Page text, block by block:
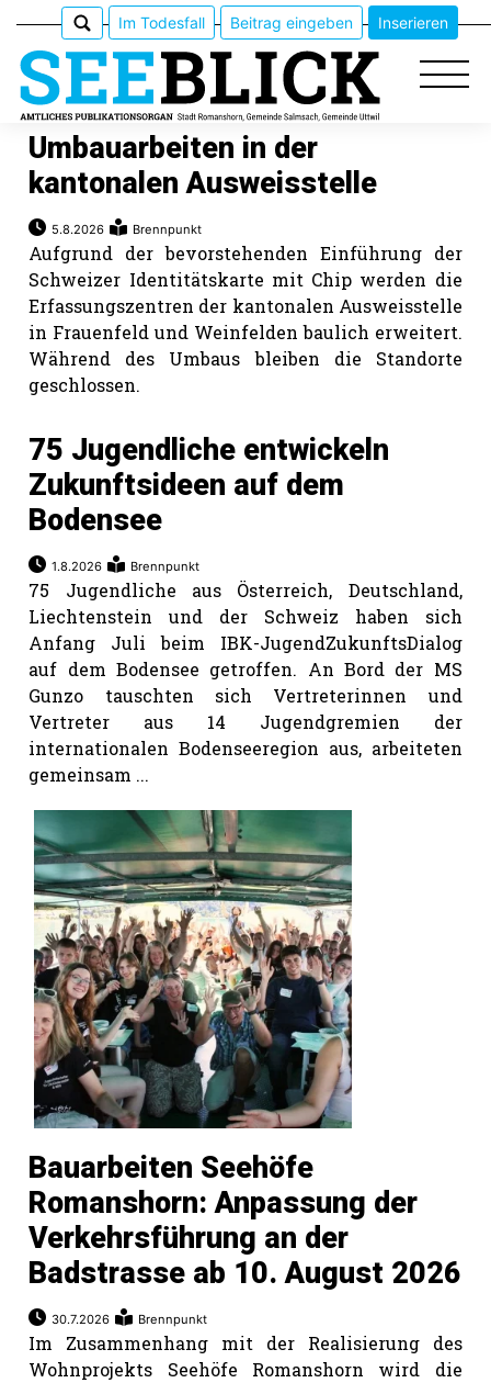
Veranstaltungen
Erlebnisführer
offizielle
Mitteilungen
Im Todesfall Beitrag eingeben Inserieren
Umbauarbeiten in der
kantonalen Ausweisstelle
5.8.2026 Brennpunkt
Aufgrund der bevorstehenden Einführung der
Schweizer Identitätskarte mit Chip werden die
Erfassungszentren der kantonalen Ausweisstelle
in Frauenfeld und Weinfelden baulich erweitert.
Während des Umbaus bleiben die Standorte
geschlossen.
75 Jugendliche entwickeln
Zukunftsideen auf dem
Bodensee
1.8.2026 Brennpunkt
75 Jugendliche aus Österreich, Deutschland,
Liechtenstein und der Schweiz haben sich
Anfang Juli beim IBK-JugendZukunftsDialog
auf dem Bodensee getroffen. An Bord der MS
Gunzo tauschten sich Vertreterinnen und
Vertreter aus 14 Jugendgremien der
internationalen Bodenseeregion aus, arbeiteten
gemeinsam ...
Bauarbeiten Seehöfe
Romanshorn: Anpassung der
Verkehrsführung an der
Badstrasse ab 10. August 2026
30.7.2026 Brennpunkt
Im Zusammenhang mit der Realisierung des
Wohnprojekts Seehöfe Romanshorn wird die